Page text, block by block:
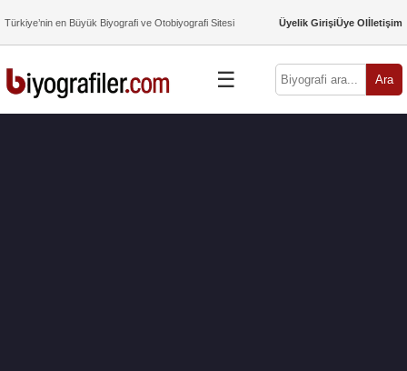
Türkiye’nin en Büyük Biyografi ve Otobiyografi Sitesi Üyelik GirişiÜye Olİletişim
☰ Ara